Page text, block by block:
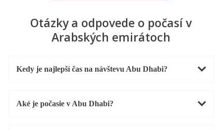
Otázky a odpovede o počasí v
Arabských emirátoch
Kedy je najlepší čas na návštevu Abu Dhabi?
Aké je počasie v Abu Dhabi?